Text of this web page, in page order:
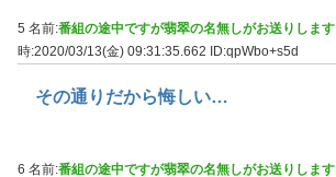
5 名前:番組の途中ですが翡翠の名無しがお送りします
時:2020/03/13(金) 09:31:35.662
ID:qpWbo+s5d
その通りだから悔しい…
6 名前:番組の途中ですが翡翠の名無しがお送りします